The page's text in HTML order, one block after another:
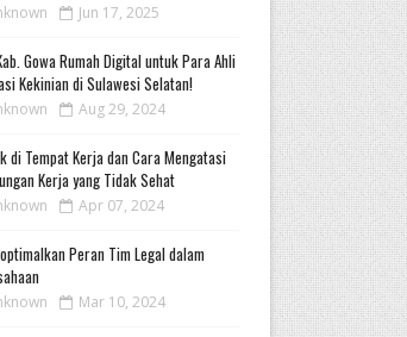
Jun 17, 2025
Gowa Rumah Digital untuk Para Ahli
Kekinian di Sulawesi Selatan!
Aug 29, 2024
di Tempat Kerja dan Cara Mengatasi
Kerja yang Tidak Sehat
Apr 07, 2024
Peran Tim Legal dalam
Mar 10, 2024